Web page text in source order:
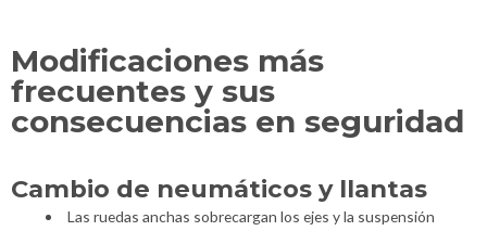
Modificaciones más
frecuentes y sus
consecuencias en seguridad
Cambio de neumáticos y llantas
Las ruedas anchas sobrecargan los ejes y la suspensión